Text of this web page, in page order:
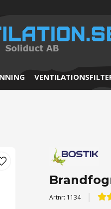
Artnr: 1134